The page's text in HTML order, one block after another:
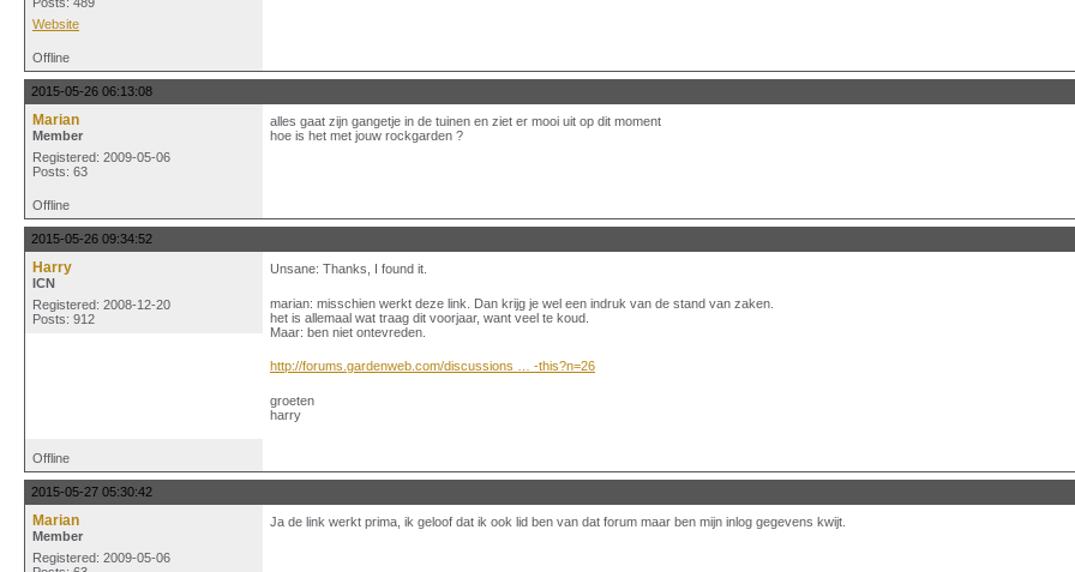
Website
Offline
2015-05-26 06:13:08
Marian
Member
Registered: 2009-05-06
Posts: 63
alles gaat zijn gangetje in de tuinen en ziet er mooi uit op dit moment
hoe is het met jouw rockgarden ?
Offline
2015-05-26 09:34:52
Harry
ICN
Registered: 2008-12-20
Posts: 912
Unsane: Thanks, I found it.
marian: misschien werkt deze link. Dan krijg je wel een indruk van de stand van zaken.
het is allemaal wat traag dit voorjaar, want veel te koud.
Maar: ben niet ontevreden.
http://forums.gardenweb.com/discussions … -this?n=26
groeten
harry
Offline
2015-05-27 05:30:42
Marian
Member
Registered: 2009-05-06
Ja de link werkt prima, ik geloof dat ik ook lid ben van dat forum maar ben mijn inlog gegevens kwijt.